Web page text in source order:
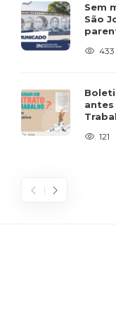
Sem
São
433
121